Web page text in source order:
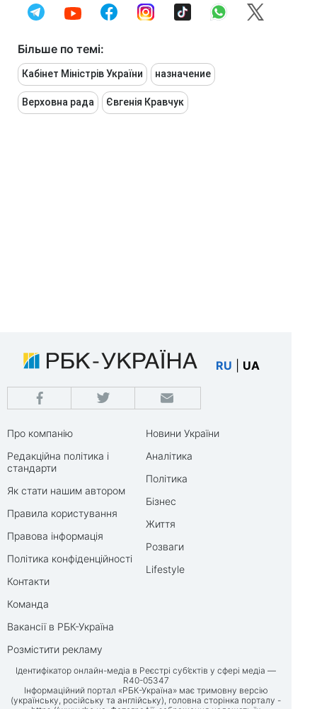
Більше по темі:
Кабінет Міністрів України назначение
Верховна рада Євгенія Кравчук
RU UA
Про компанію
Редакційна політика і
стандарти
Як стати нашим автором
Правила користування
Правова інформація
Політика конфіденційності
Контакти
Команда
Вакансії в РБК-Україна
Розмістити рекламу
Новини України
Аналітика
Політика
Бізнес
Життя
Розваги
Lifestyle
Ідентифікатор онлайн-медіа в Реєстрі суб’єктів у сфері медіа —
R40-05347
Інформаційний портал «РБК-Україна» має тримовну версію
(українську, російську та англійську), головна сторінка порталу -